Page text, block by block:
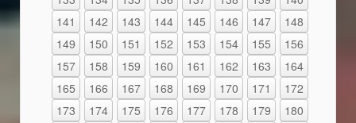
141
142 143 144 145 146 147
148
149
150 151 152 153 154 155
156
157
158 159 160 161 162 163
164
165
166 167 168 169 170 171
172
173
174 175 176 177 178 179
180